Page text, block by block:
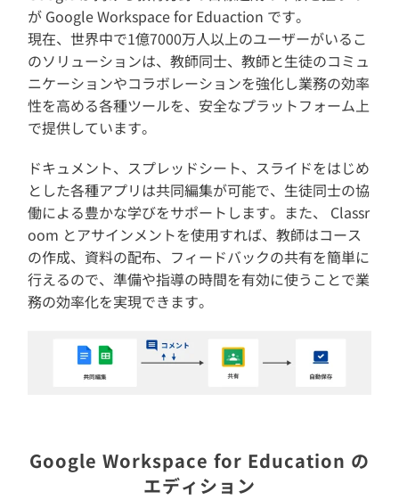
が Google Workspace for Eduaction です。
現在、世界中で1億7000万人以上のユーザーがいるこ
のソリューションは、教師同士、教師と生徒のコミュ
ニケーションやコラボレーションを強化し業務の効率
性を高める各種ツールを、安全なプラットフォーム上
で提供しています。
ドキュメント、スプレッドシート、スライドをはじめ
とした各種アプリは共同編集が可能で、生徒同士の協
働による豊かな学びをサポートします。また、 Classr
oom とアサインメントを使用すれば、教師はコース
の作成、資料の配布、フィードバックの共有を簡単に
行えるので、準備や指導の時間を有効に使うことで業
務の効率化を実現できます。
Google Workspace for Education の
エディション